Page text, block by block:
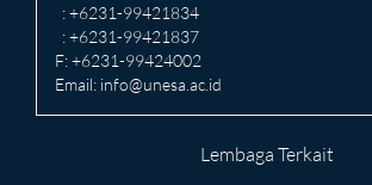
: +6231-99421834
: +6231-99421837
F: +6231-99424002
Email: info@unesa.ac.id
Lembaga Terkait